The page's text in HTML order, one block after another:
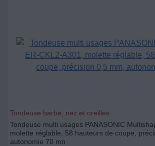
Tondeuse barbe, nez et oreilles
Tondeuse multi usages PANASONIC
molette réglable, 58 hauteurs de coupe,
autonomie 70 mn